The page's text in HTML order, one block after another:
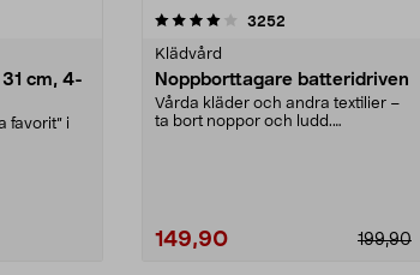
cm, 4-
favorit” i
3252
Klädvård
Noppborttagare batteridriven
Vårda kläder och andra textilier –
ta bort noppor och ludd.
199,90
149,90
4.5av 5 stjärnor